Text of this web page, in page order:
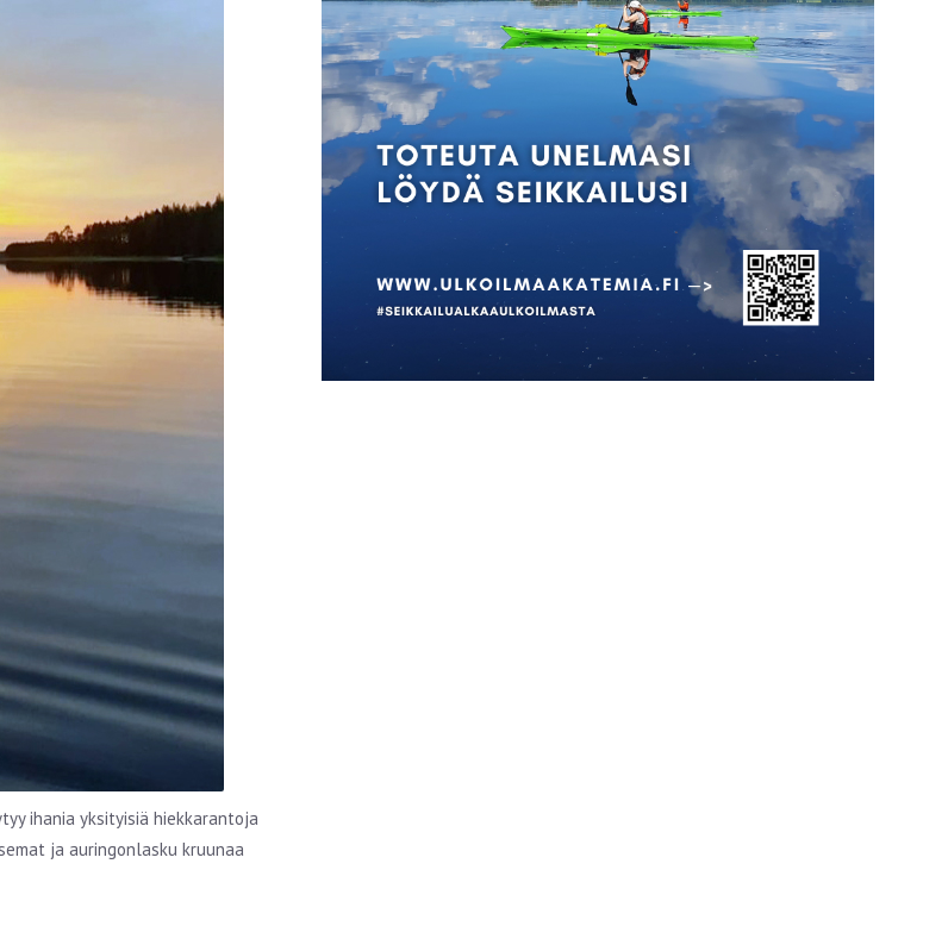
ihania yksityisiä hiekkarantoja
ja auringonlasku kruunaa